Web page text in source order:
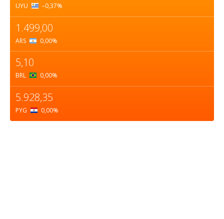
UYU –0,37%
1.499,00
ARS 0,00%
5,10
BRL 0,00%
5.928,35
PYG 0,00%